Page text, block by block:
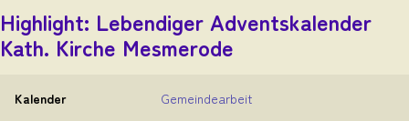
Highlight: Lebendiger Adventskalender
Kath. Kirche Mesmerode
Kalender
Gemeindearbeit